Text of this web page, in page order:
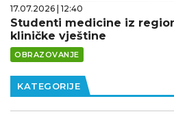
17.07.2026 | 12:40
Studenti medicine iz
kliničke vještine
OBRAZOVANJE
KATEGORIJE